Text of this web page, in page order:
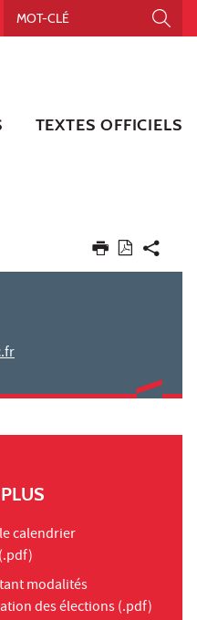
TEXTES OFFICIELS
calendrier
(.pdf)
modalités
des élections(.pdf)